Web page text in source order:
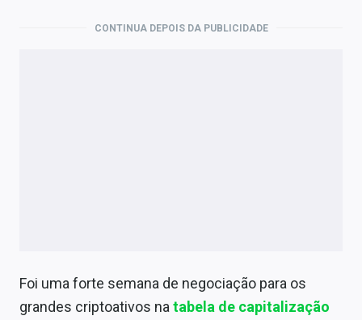
CONTINUA DEPOIS DA PUBLICIDADE
Foi uma forte semana de negociação para os
grandes criptoativos na tabela de capitalização